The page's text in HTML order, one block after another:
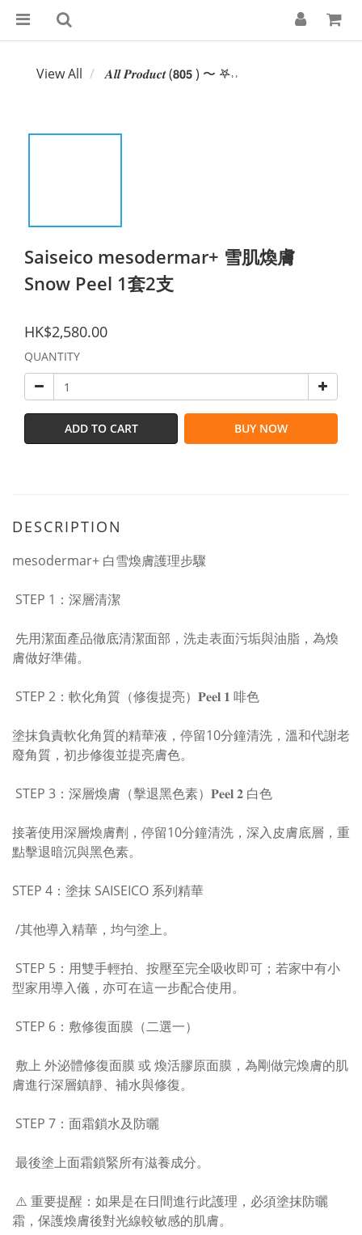
View All 𝑨𝒍𝒍 𝑷𝒓𝒐𝒅𝒖𝒄𝒕 (𝟴𝟬𝟱 ) 〜 𖤐˒˒‪‪
Saiseico mesodermar+ 雪肌煥膚
Snow Peel 1套2支
HK$2,580.00
QUANTITY
ADD TO CART BUY NOW
DESCRIPTION
mesodermar+ 白雪煥膚護理步驟
STEP 1：深層清潔
先用潔面產品徹底清潔面部，洗走表面污垢與油脂，為煥
膚做好準備。
STEP 2：軟化角質（修復提亮）𝐏𝐞𝐞𝐥 𝟏 啡色
塗抹負責軟化角質的精華液，停留10分鐘清洗，溫和代謝老
廢角質，初步修復並提亮膚色。
STEP 3：深層煥膚（擊退黑色素）𝐏𝐞𝐞𝐥 𝟐 白色
接著使用深層煥膚劑，停留10分鐘清洗，深入皮膚底層，重
點擊退暗沉與黑色素。
STEP 4：塗抹 SAISEICO 系列精華
/其他導入精華，均勻塗上。
STEP 5：用雙手輕拍、按壓至完全吸收即可；若家中有小
型家用導入儀，亦可在這一步配合使用。
STEP 6：敷修復面膜（二選一）
敷上 外泌體修復面膜 或 煥活膠原面膜，為剛做完煥膚的肌
膚進行深層鎮靜、補水與修復。
STEP 7：面霜鎖水及防曬
最後塗上面霜鎖緊所有滋養成分。
⚠️ 重要提醒：如果是在日間進行此護理，必須塗抹防曬
霜，保護煥膚後對光線較敏感的肌膚。